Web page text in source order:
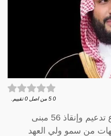
0
5 من اصل 0 تقييم.
تم الإعلان عن إكمال مشروع تدعيم وإنقاذ 56 مبنى
من سمو ولي العهد